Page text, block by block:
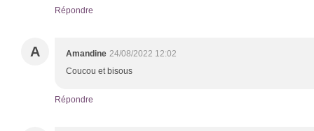
Répondre
A Amandine 24/08/2022 12:02
Coucou et bisous
Répondre